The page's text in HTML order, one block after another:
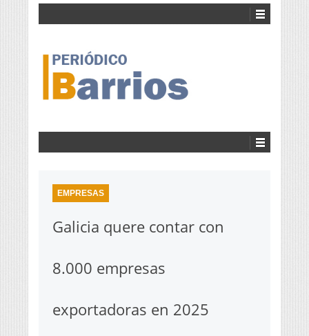
EMPRESAS
Galicia quere contar con
8.000 empresas
exportadoras en 2025